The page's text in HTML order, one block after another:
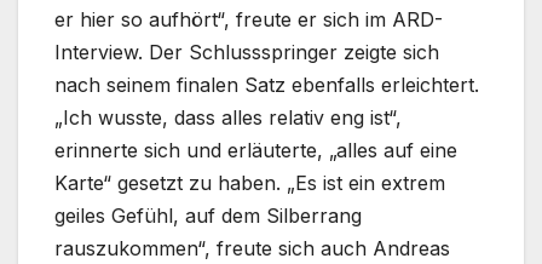
er hier so aufhört“, freute er sich im ARD-
Interview. Der Schlussspringer zeigte sich
nach seinem finalen Satz ebenfalls erleichtert.
„Ich wusste, dass alles relativ eng ist“,
erinnerte sich und erläuterte, „alles auf eine
Karte“ gesetzt zu haben. „Es ist ein extrem
geiles Gefühl, auf dem Silberrang
rauszukommen“, freute sich auch Andreas